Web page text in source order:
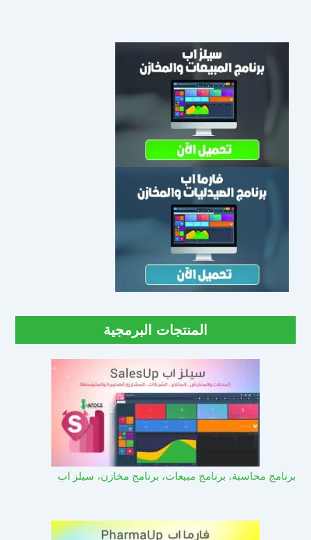
المنتجات البرمجية
برنامج محاسبة، برنامج مبيعات، برنامج مخازن، سيلز اب